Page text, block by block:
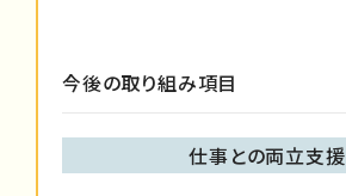
今後の取り組み項目
仕事との両立支援